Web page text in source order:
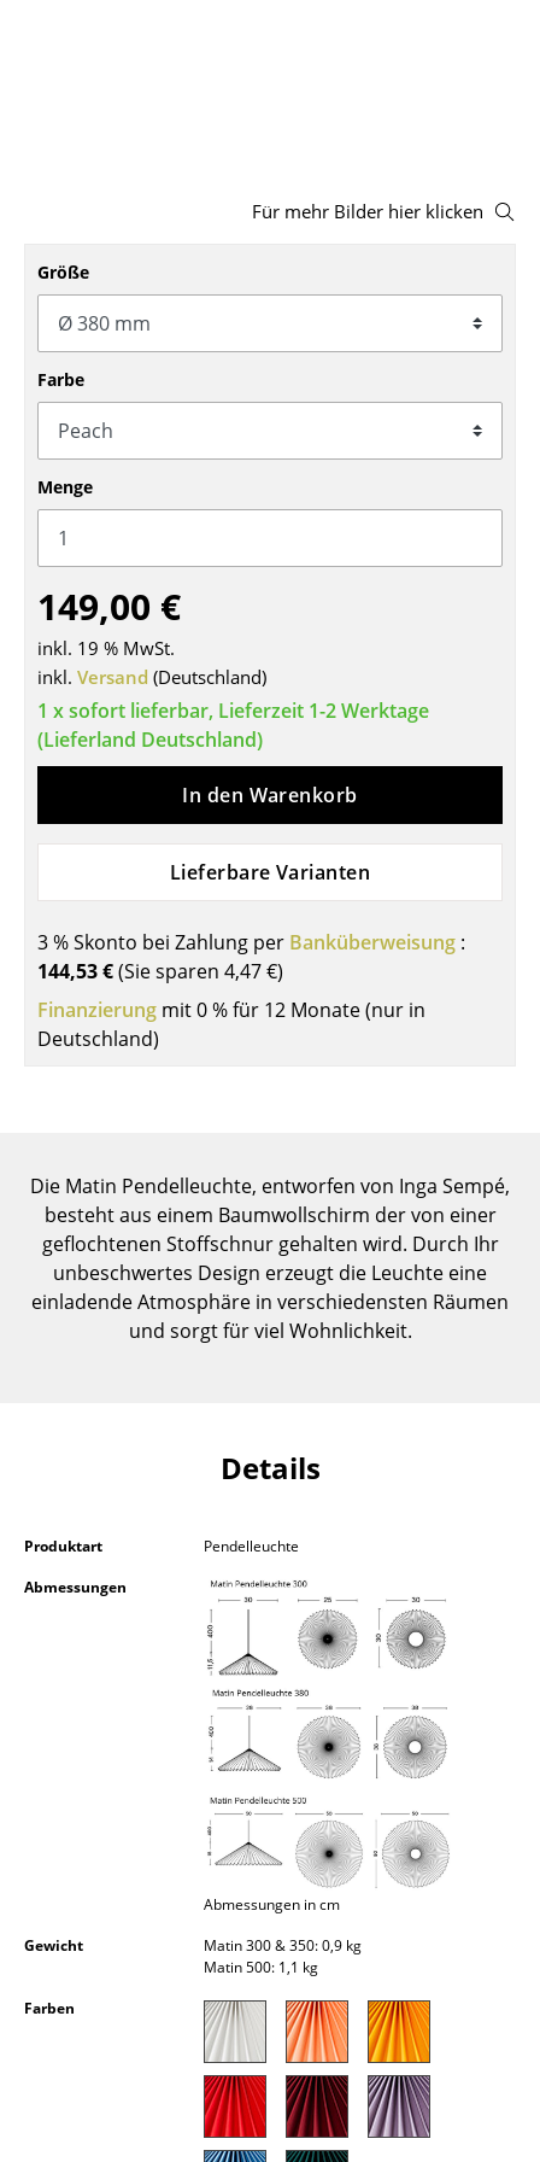
Schaukelstühle
Bürodrehstühle
Konferenzstühle
Bürosessel
Einzelteile
... alle Sitzmöbel
Tische
Esstische
Beistelltische
Couchtische
Schreibtische
Konferenztische
Kindertische
Gartentische
Servierwagen
Aufbewahren
Regale & Schränke
Bücherregale
Barmöbel
Garderoben
Kleinaufbewahrung
... alle Aufbewahrungsmöbel
Hängeleuchten & Deckenleuchten
Schreibtischleuchten
Outdoor-Leuchten
Für mehr Bilder hier klicken
Größe
Farbe
Menge
149,00 €
inkl. 19 % MwSt.
inkl. Versand (Deutschland)
1 x sofort lieferbar, Lieferzeit 1-2 Werktage
(Lieferland Deutschland)
In den Warenkorb
Lieferbare Varianten
3 % Skonto bei Zahlung per Banküberweisung :
144,53 €(Sie sparen 4,47 €)
Finanzierung mit 0 % für 12 Monate (nur in
Deutschland)
Die Matin Pendelleuchte, entworfen von Inga Sempé,
besteht aus einem Baumwollschirm der von einer
geflochtenen Stoffschnur gehalten wird. Durch Ihr
unbeschwertes Design erzeugt die Leuchte eine
einladende Atmosphäre in verschiedensten Räumen
und sorgt für viel Wohnlichkeit.
Details
Produktart
Pendelleuchte
Abmessungen
Abmessungen in cm
Gewicht
Matin 300 & 350: 0,9 kg
Matin 500: 1,1 kg
Farben